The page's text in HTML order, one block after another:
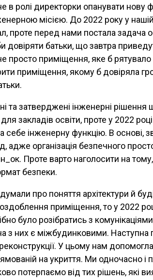
в ролі директорки опанувати нову
місією. До 2022 року у
проте перед нами постала задача
довіряти батьки, що завтра
просто приміщення, яке б рятувало
приміщення, якому б довіряла
та затверджені інженерні
закладів освіти, проте у 2022
інженерну функцію. В основі,
адже організація безпечного
Проте варто наголосити на
безпеки.
про поняття архітектури й
оздоблення приміщення, то у 2022
було розібратись з
з них є міжбудинковими.
У цьому нам
на укриття. Ми одночасно і
потерпаємо від тих рішень, які